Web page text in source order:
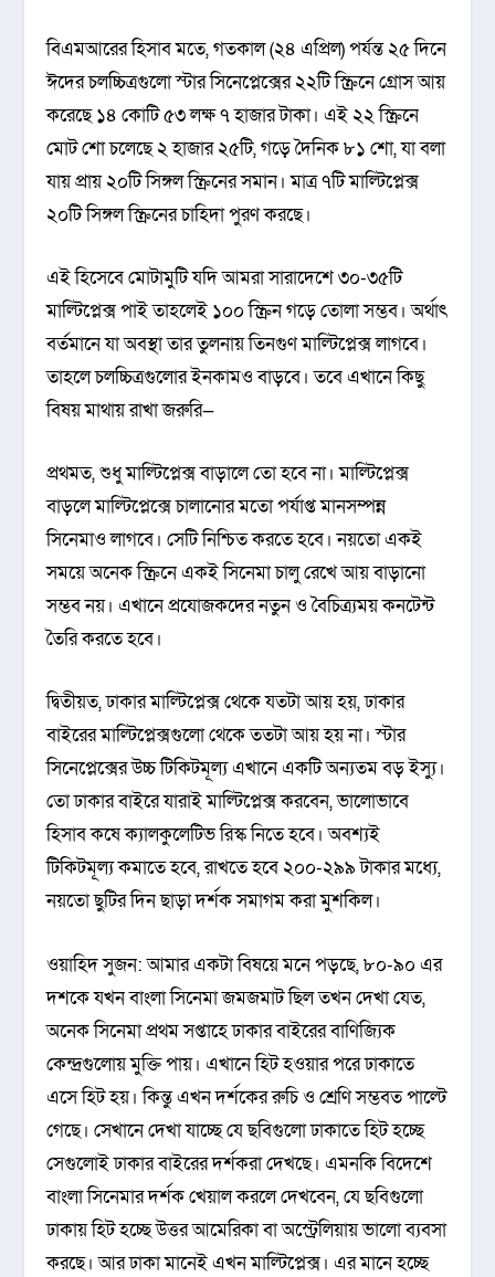
বিএমআরের হিসাব মতে, গতকাল (২৪ এপ্রিল) পর্যন্ত ২৫ দিনে
ঈদের চলচ্চিত্রগুলো স্টার সিনেপ্লেক্সের ২২টি স্ক্রিনে গ্রোস আয়
করেছে ১৪ কোটি ৫৩ লক্ষ ৭ হাজার টাকা। এই ২২ স্ক্রিনে
মোট শো চলেছে ২ হাজার ২৫টি, গড়ে দৈনিক ৮১ শো, যা বলা
যায় প্রায় ২০টি সিঙ্গল স্ক্রিনের সমান। মাত্র ৭টি মাল্টিপ্লেক্স
২০টি সিঙ্গল স্ক্রিনের চাহিদা পুরণ করছে।
এই হিসেবে মোটামুটি যদি আমরা সারাদেশে ৩০-৩৫টি
মাল্টিপ্লেক্স পাই তাহলেই ১০০ স্ক্রিন গড়ে তোলা সম্ভব। অর্থাৎ
বর্তমানে যা অবস্থা তার তুলনায় তিনগুণ মাল্টিপ্লেক্স লাগবে।
তাহলে চলচ্চিত্রগুলোর ইনকামও বাড়বে। তবে এখানে কিছু
বিষয় মাথায় রাখা জরুরি—
প্রথমত, শুধু মাল্টিপ্লেক্স বাড়ালে তো হবে না। মাল্টিপ্লেক্স
বাড়লে মাল্টিপ্লেক্সে চালানোর মতো পর্যাপ্ত মানসম্পন্ন
সিনেমাও লাগবে। সেটি নিশ্চিত করতে হবে। নয়তো একই
সময়ে অনেক স্ক্রিনে একই সিনেমা চালু রেখে আয় বাড়ানো
সম্ভব নয়। এখানে প্রযোজকদের নতুন ও বৈচিত্র্যময় কনটেন্ট
তৈরি করতে হবে।
দ্বিতীয়ত, ঢাকার মাল্টিপ্লেক্স থেকে যতটা আয় হয়, ঢাকার
বাইরের মাল্টিপ্লেক্সগুলো থেকে ততটা আয় হয় না। স্টার
সিনেপ্লেক্সের উচ্চ টিকিটমূল্য এখানে একটি অন্যতম বড় ইস্যু।
তো ঢাকার বাইরে যারাই মাল্টিপ্লেক্স করবেন, ভালোভাবে
হিসাব কষে ক্যালকুলেটিভ রিস্ক নিতে হবে। অবশ্যই
টিকিটমূল্য কমাতে হবে, রাখতে হবে ২০০-২৯৯ টাকার মধ্যে,
নয়তো ছুটির দিন ছাড়া দর্শক সমাগম করা মুশকিল।
ওয়াহিদ সুজন: আমার একটা বিষয়ে মনে পড়ছে, ৮০-৯০ এর
দশকে যখন বাংলা সিনেমা জমজমাট ছিল তখন দেখা যেত,
অনেক সিনেমা প্রথম সপ্তাহে ঢাকার বাইরের বাণিজ্যিক
কেন্দ্রগুলোয় মুক্তি পায়। এখানে হিট হওয়ার পরে ঢাকাতে
এসে হিট হয়। কিন্তু এখন দর্শকের রুচি ও শ্রেণি সম্ভবত পাল্টে
গেছে। সেখানে দেখা যাচ্ছে যে ছবিগুলো ঢাকাতে হিট হচ্ছে
সেগুলোই ঢাকার বাইরের দর্শকরা দেখছে। এমনকি বিদেশে
বাংলা সিনেমার দর্শক খেয়াল করলে দেখবেন, যে ছবিগুলো
ঢাকায় হিট হচ্ছে উত্তর আমেরিকা বা অস্ট্রেলিয়ায় ভালো ব্যবসা
করছে। আর ঢাকা মানেই এখন মাল্টিপ্লেক্স। এর মানে হচ্ছে